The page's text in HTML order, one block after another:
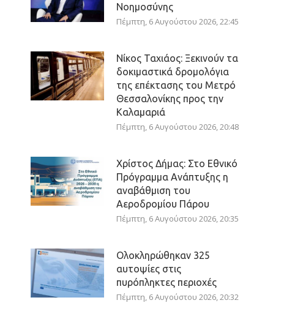
Νοημοσύνης
Πέμπτη, 6 Αυγούστου 2026, 22:45
Νίκος Ταχιάος: Ξεκινούν τα
δοκιμαστικά δρομολόγια
της επέκτασης του Μετρό
Θεσσαλονίκης προς την
Καλαμαριά
Πέμπτη, 6 Αυγούστου 2026, 20:48
Χρίστος Δήμας: Στο Εθνικό
Πρόγραμμα Ανάπτυξης η
αναβάθμιση του
Αεροδρομίου Πάρου
Πέμπτη, 6 Αυγούστου 2026, 20:35
Ολοκληρώθηκαν 325
αυτοψίες στις
πυρόπληκτες περιοχές
Πέμπτη, 6 Αυγούστου 2026, 20:32